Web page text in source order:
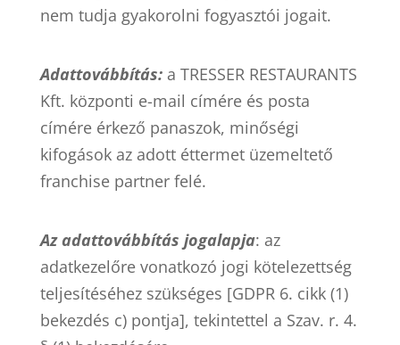
nem tudja gyakorolni fogyasztói jogait.
Adattovábbítás: a TRESSER RESTAURANTS
Kft. központi e-mail címére és posta
címére érkező panaszok, minőségi
kifogások az adott éttermet üzemeltető
franchise partner felé.
Az adattovábbítás jogalapja: az
adatkezelőre vonatkozó jogi kötelezettség
teljesítéséhez szükséges [GDPR 6. cikk (1)
bekezdés c) pontja], tekintettel a Szav. r. 4.